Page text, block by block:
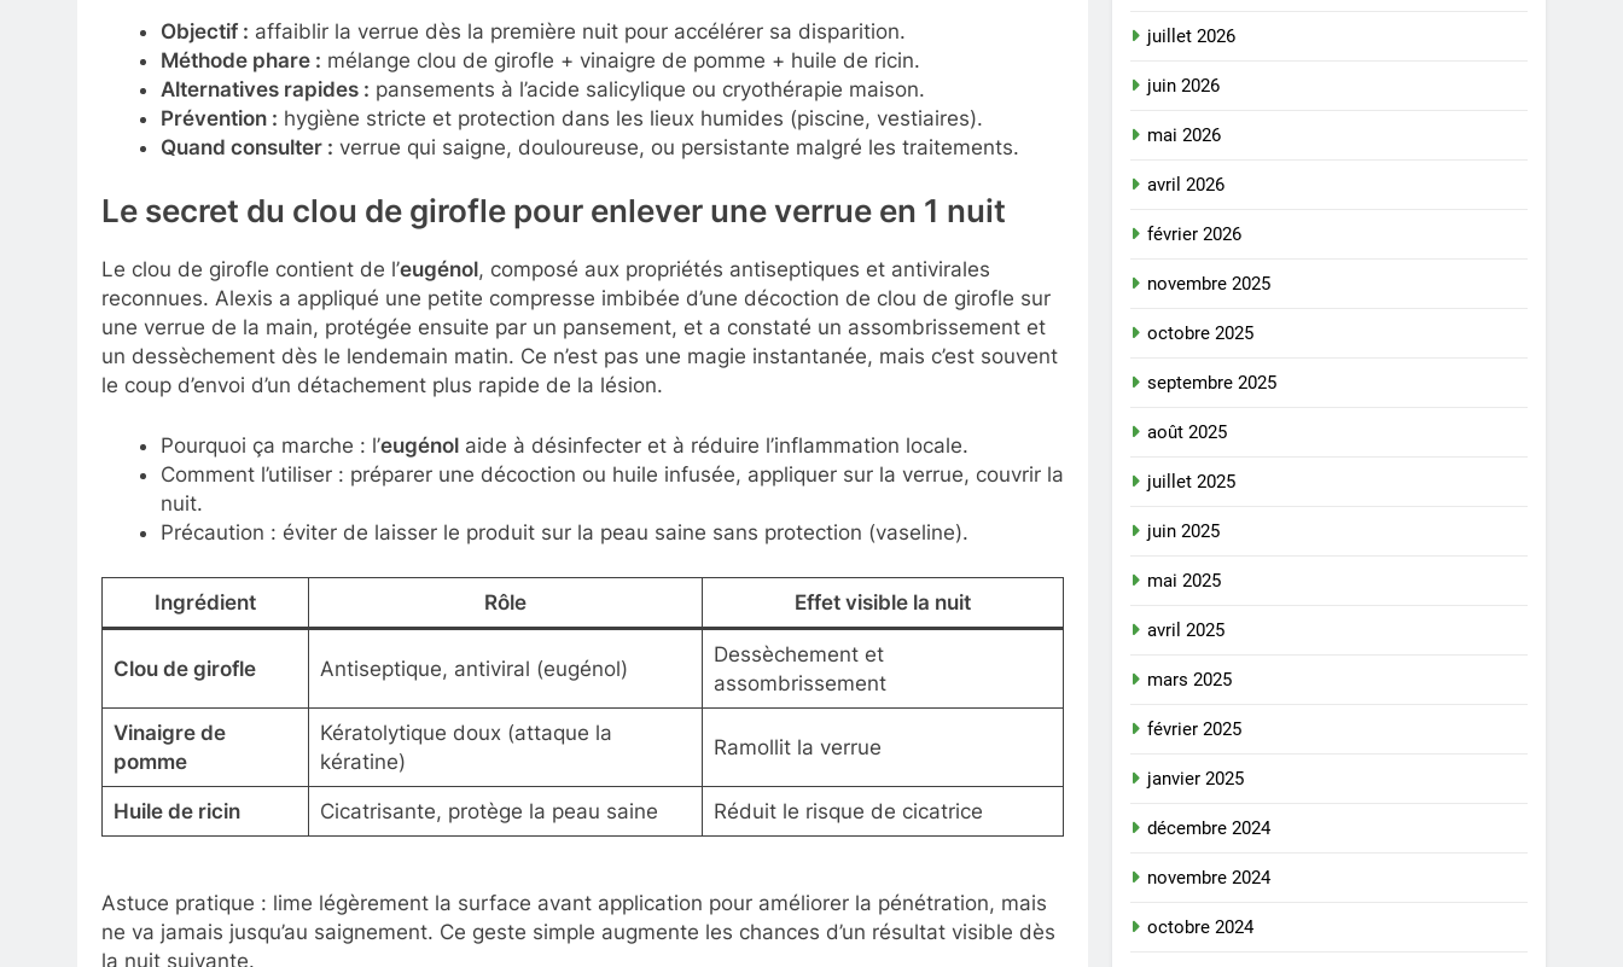
Objectif : affaiblir la verrue dès la première nuit pour accélérer sa disparition.
Méthode phare : mélange clou de girofle + vinaigre de pomme + huile de ricin.
Alternatives rapides : pansements à l’acide salicylique ou cryothérapie maison.
Prévention : hygiène stricte et protection dans les lieux humides (piscine, vestiaires).
Quand consulter : verrue qui saigne, douloureuse, ou persistante malgré les traitements.
Le secret du clou de girofle pour enlever une verrue en 1 nuit
Le clou de girofle contient de l’eugénol, composé aux propriétés antiseptiques et antivirales
reconnues. Alexis a appliqué une petite compresse imbibée d’une décoction de clou de girofle sur
une verrue de la main, protégée ensuite par un pansement, et a constaté un assombrissement et
un dessèchement dès le lendemain matin. Ce n’est pas une magie instantanée, mais c’est souvent
le coup d’envoi d’un détachement plus rapide de la lésion.
Pourquoi ça marche : l’eugénolaide à désinfecter et à réduire l’inflammation locale.
Comment l’utiliser : préparer une décoction ou huile infusée, appliquer sur la verrue, couvrir la
nuit.
Précaution : éviter de laisser le produit sur la peau saine sans protection (vaseline).
Ingrédient Rôle Effet visible la nuit
Clou de girofle Antiseptique, antiviral (eugénol)
Dessèchement et
assombrissement
Vinaigre de
pomme
Kératolytique doux (attaque la
kératine)
Ramollit la verrue
Huile de ricin Cicatrisante, protège la peau saine Réduit le risque de cicatrice
Astuce pratique : lime légèrement la surface avant application pour améliorer la pénétration, mais
ne va jamais jusqu’au saignement. Ce geste simple augmente les chances d’un résultat visible dès
la nuit suivante.
juillet 2026
juin 2026
mai 2026
avril 2026
février 2026
novembre 2025
octobre 2025
septembre 2025
août 2025
juillet 2025
juin 2025
mai 2025
avril 2025
mars 2025
février 2025
janvier 2025
décembre 2024
novembre 2024
octobre 2024